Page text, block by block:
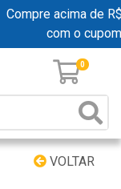
Compre acima de
com o
0
VOLTAR